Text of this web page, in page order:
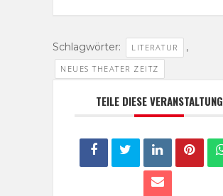
Schlagwörter: LITERATUR ,
NEUES THEATER ZEITZ
TEILE DIESE VERANSTALTUNG